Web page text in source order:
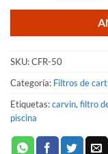
SKU:CFR-50
Categoría: Filtros de
Etiquetas:carvin, filtro
piscina